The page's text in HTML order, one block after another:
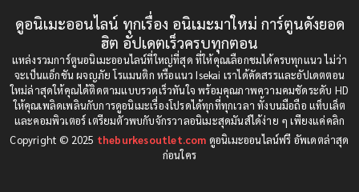
Bondage (ทาส)(1)
boys love(1)
Censored (เซ็นเซอร์) (19)
Comedy (ตลก) (85)
1997
1996
1993
1992
1991
1990
1989
1988
1987
1985
ดูอนิเมะออนไลน์ ทุกเรื่อง อนิเมะมาใหม่ การ์ตูนดังยอด
ฮิต อัปเดตเร็วครบทุกตอน
แหล่งรวมการ์ตูนอนิเมะออนไลน์ที่ใหญ่ที่สุด ที่ให้คุณเลือกชมได้ครบทุกแนว ไม่ว่า
จะเป็นแอ็กชัน ผจญภัย โรแมนติก หรือแนว Isekai เราได้คัดสรรและอัปเดตตอน
ใหม่ล่าสุดให้คุณได้ติดตามแบบรวดเร็วทันใจ พร้อมคุณภาพความคมชัดระดับ HD
ให้คุณเพลิดเพลินกับการดูอนิเมะเรื่องโปรดได้ทุกที่ทุกเวลา ทั้งบนมือถือ แท็บเล็ต
และคอมพิวเตอร์ เตรียมตัวพบกับจักรวาลอนิเมะสุดมันส์ได้ง่าย ๆ เพียงแค่คลิก
Copyright © 2025 theburkesoutlet.com ดูอนิเมะออนไลน์ฟรี อัพเดตล่าสุด
ก่อนใคร